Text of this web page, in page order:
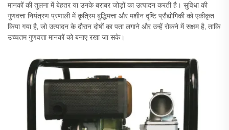
मानकों की तुलना में बेहतर या उनके बराबर जोड़ों का उत्पादन करती है। सुविधा की
गुणवत्ता नियंत्रण प्रणाली में कृत्रिम बुद्धिमत्ता और मशीन दृष्टि प्रौद्योगिकी को एकीकृत
किया गया है, जो उत्पादन के दौरान दोषों का पता लगाने और उन्हें रोकने में सक्षम है, ताकि
उच्चतम गुणवत्ता मानकों को बनाए रखा जा सके।